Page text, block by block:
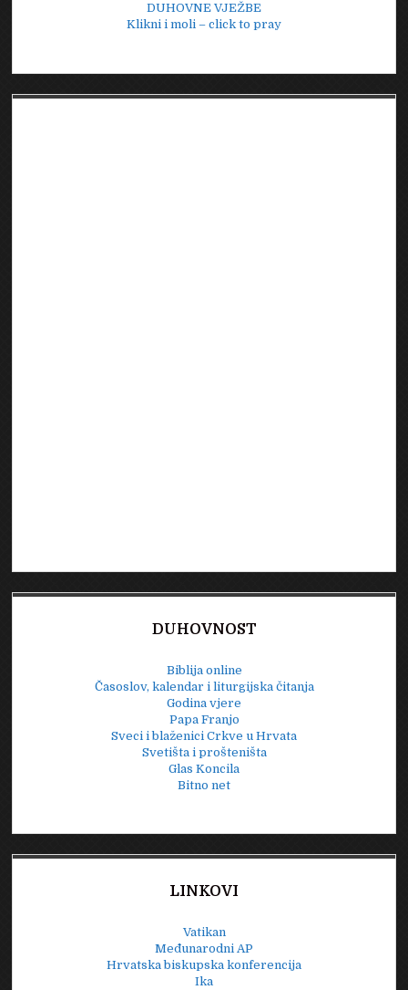
DUHOVNE VJEŽBE
Klikni i moli – click to pray
DUHOVNOST
Biblija online
Časoslov, kalendar i liturgijska čitanja
Godina vjere
Papa Franjo
Sveci i blaženici Crkve u Hrvata
Svetišta i prošteništa
Glas Koncila
Bitno net
LINKOVI
Vatikan
Međunarodni AP
Hrvatska biskupska konferencija
Ika